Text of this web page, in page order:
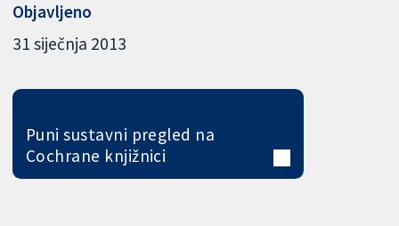
Objavljeno
31 siječnja 2013
Puni sustavni pregled na
Cochrane knjižnici